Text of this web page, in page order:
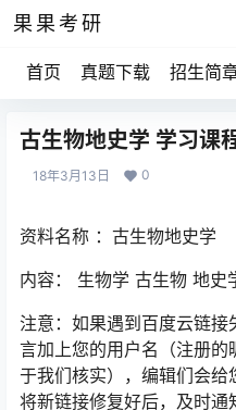
果果考研
首页 真题下载 招生简
古生物地史学 学习课
18年3月13日 0
资料名称 ：古生物地史学
内容： 生物学 古生物 地史
注意：如果遇到百度云链
言加上您的用户名（注册
于我们核实），编辑们会
将新链接修复好后，及时通